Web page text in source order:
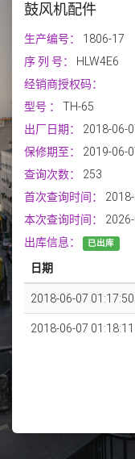
鼓风机配件
生产编号：
1806-17
序 列 号：
HLW4E6
经销商授权码：
型号 ：
TH-65
出厂日期：
2018-06-
保修期至：
2019-06-
查询次数：
253
首次查询时间：
本次查询时间：
出库信息：
已出库
日期
2018-06-07 01:17:50
2018-06-07 01:18:11